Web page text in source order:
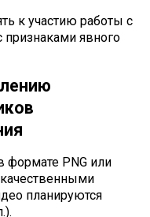
к участию работы с
признаками явного
формате PNG или
планируются